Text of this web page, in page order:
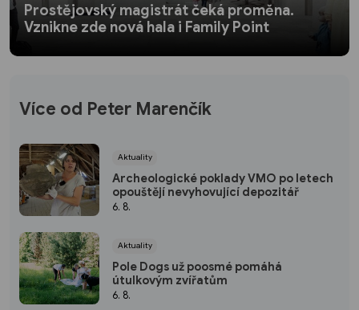
Prostějovský magistrát čeká proměna.
Vznikne zde nová hala i Family Point
Více od Peter Marenčík
Aktuality
Archeologické poklady VMO po letech
opouštějí nevyhovující depozitář
6. 8.
Aktuality
Pole Dogs už poosmé pomáhá
útulkovým zvířatům
6. 8.